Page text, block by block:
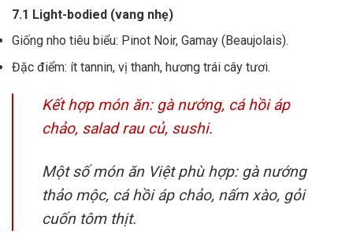
7.1 Light-bodied (vang nhẹ)
Giống nho tiêu biểu: Pinot Noir, Gamay (Beaujolais).
Đặc điểm: ít tannin, vị thanh, hương trái cây tươi.
Kết hợp món ăn: gà nướng, cá hồi áp
chảo, salad rau củ, sushi.
Một số món ăn Việt phù hợp: gà nướng
thảo mộc, cá hồi áp chảo, nấm xào, gỏi
cuốn tôm thịt.